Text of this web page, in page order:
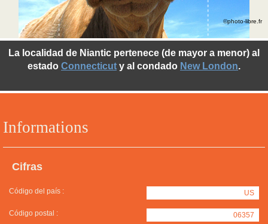
Informations
Cifras
Código del país : US
Código postal : 06357
La localidad de Niantic pertenece (de mayor a menor) al
estado Connecticut y al condado New London.
©photo-libre.fr